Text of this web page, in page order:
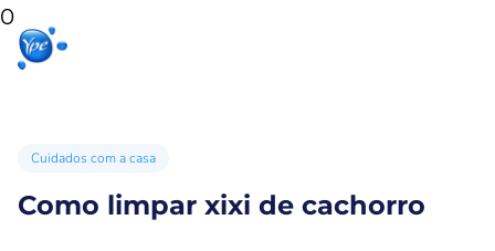
0
Cuidados com a casa
Como limpar xixi de cachorro